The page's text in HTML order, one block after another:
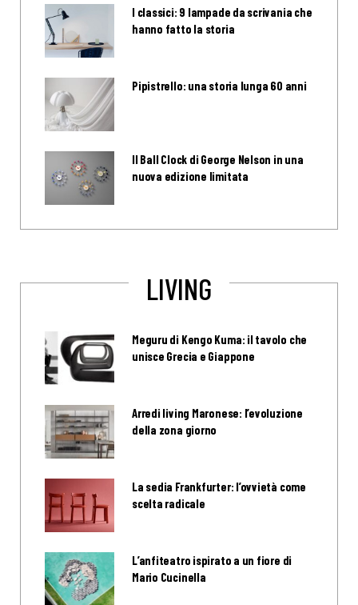
I classici: 9 lampade da scrivania che
hanno fatto la storia
Pipistrello: una storia lunga 60 anni
Il Ball Clock di George Nelson in una
nuova edizione limitata
LIVING
Meguru di Kengo Kuma: il tavolo che
unisce Grecia e Giappone
Arredi living Maronese: l’evoluzione
della zona giorno
La sedia Frankfurter: l’ovvietà come
scelta radicale
L’anfiteatro ispirato a un fiore di
Mario Cucinella